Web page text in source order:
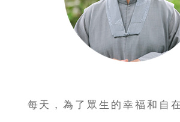
每天，為了眾生的幸福和自